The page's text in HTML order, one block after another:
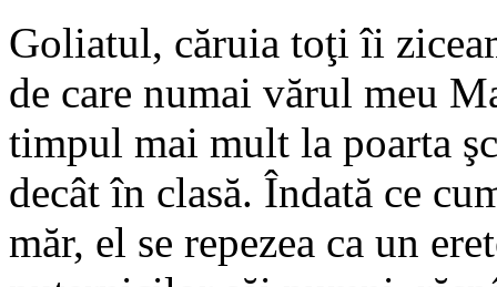
Goliatul, căruia toţi îi
de care numai vărul meu
timpul mai mult la poarta
decât în clasă. Îndată ce
măr, el se repezea ca un